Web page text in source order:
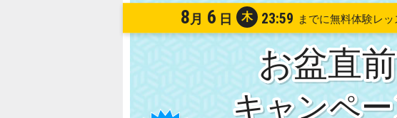
お盆直前
8月 6 日 木 23:59